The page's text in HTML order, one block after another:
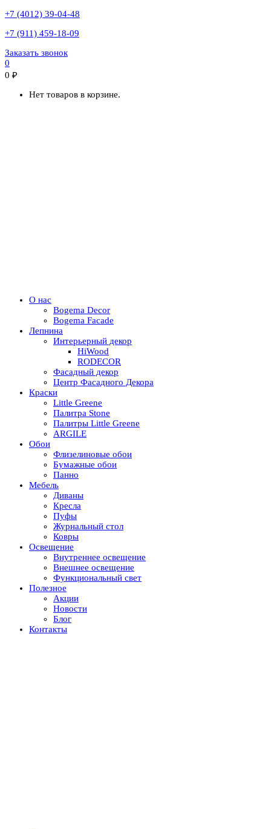
+7 (4012) 39-04-48
+7 (911) 459-18-09
Заказать звонок
0
0 ₽
Нет товаров в корзине.
О нас
Bogema Decor
Bogema Facade
Лепнина
Интерьерный декор
HiWood
RODECOR
Фасадный декор
Центр Фасадного Декора
Краски
Little Greene
Палитра Stone
Палитры Little Greene
ARGILE
Обои
Флизелиновые обои
Бумажные обои
Панно
Мебель
Диваны
Кресла
Пуфы
Журнальный стол
Ковры
Освещение
Внутреннее освещение
Внешнее освещение
Функциональный свет
Полезное
Акции
Новости
Блог
Контакты